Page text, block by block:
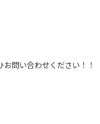
問い合わせください！！